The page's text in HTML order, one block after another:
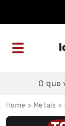
Metais